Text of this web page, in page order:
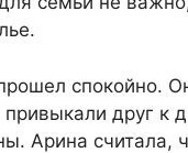
спокойно.
друг к
Арина считала,